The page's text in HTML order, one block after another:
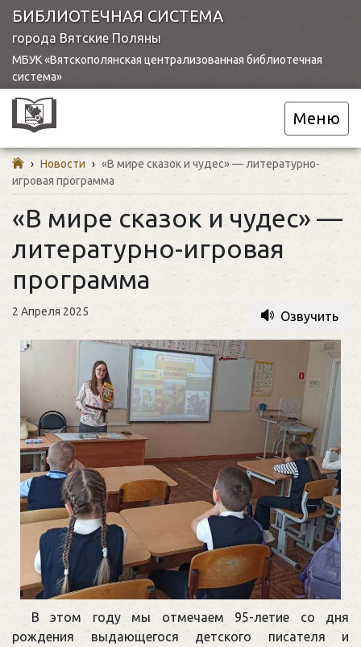
БИБЛИОТЕЧНАЯ СИСТЕМА
города Вятские Поляны
МБУК «Вятскополянская централизованная библиотечная
система»
Меню
› Новости › «В мире сказок и чудес» — литературно-
игровая программа
«В мире сказок и чудес» —
литературно-игровая
программа
2 Апреля 2025 Озвучить
В этом году мы отмечаем 95-летие со дня
рождения выдающегося детского писателя и